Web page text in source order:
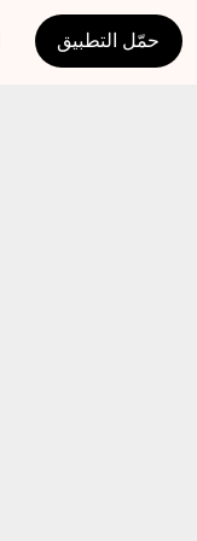
حمّل التطبيق